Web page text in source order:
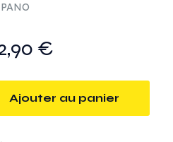
PANO
€
Ajouter au panier